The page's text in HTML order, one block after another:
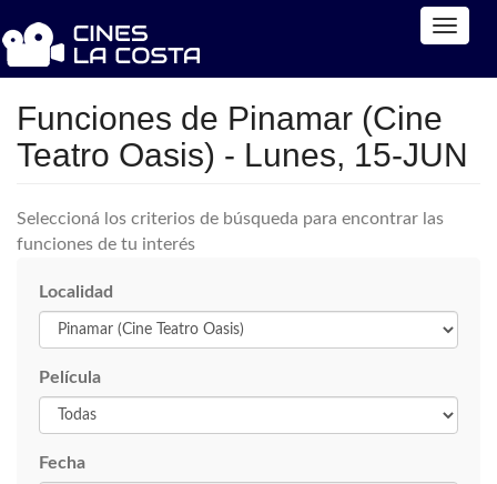
Toggle
Funciones de Pinamar (Cine
Teatro Oasis) - Lunes, 15-JUN
Seleccioná los criterios de búsqueda para encontrar las
funciones de tu interés
Localidad
Película
Fecha